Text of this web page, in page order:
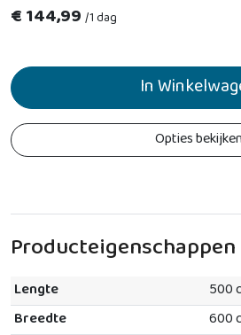
€144,99 /1 dag
In
Opties
Producteigenschappen
Lengte
500
Breedte
600